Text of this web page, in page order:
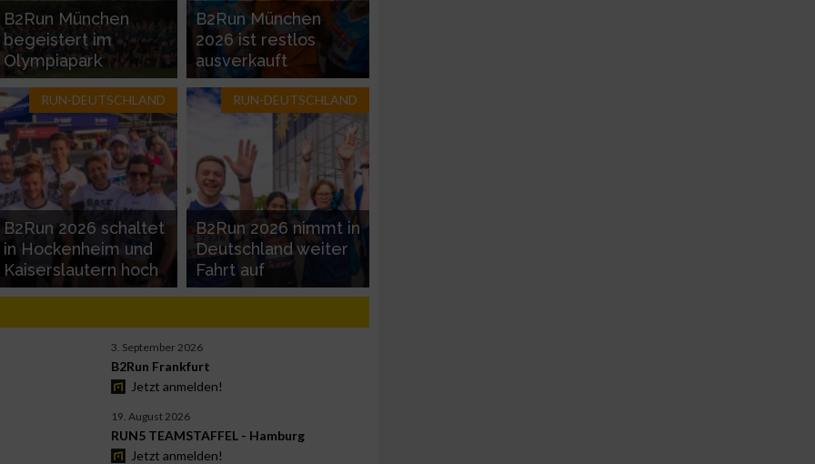
B2Run München
begeistert im
Olympiapark
B2Run München
2026 ist restlos
ausverkauft
RUN-DEUTSCHLAND
B2Run 2026 schaltet
in Hockenheim und
Kaiserslautern hoch
RUN-DEUTSCHLAND
B2Run 2026 nimmt in
Deutschland weiter
Fahrt auf
3. September 2026
B2Run Frankfurt
Jetzt anmelden!
19. August 2026
RUN5 TEAMSTAFFEL - Hamburg
Jetzt anmelden!